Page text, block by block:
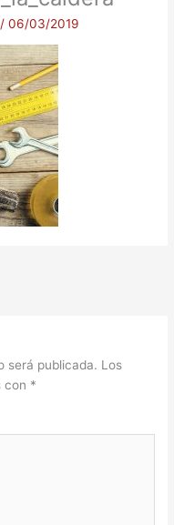
/06/03/2019
será publicada. Los
con *